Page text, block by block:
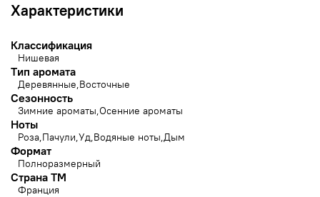
Характеристики
Классификация
Нишевая
Тип аромата
Деревянные Восточные
Сезонность
Зимние ароматы Осенние ароматы
Ноты
Роза Пачули Уд Водяные ноты Дым
Формат
Полноразмерный
Страна ТМ
Франция